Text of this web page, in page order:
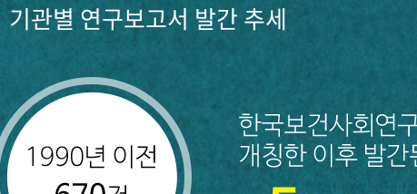
기관별 연구보고서 발간 추세